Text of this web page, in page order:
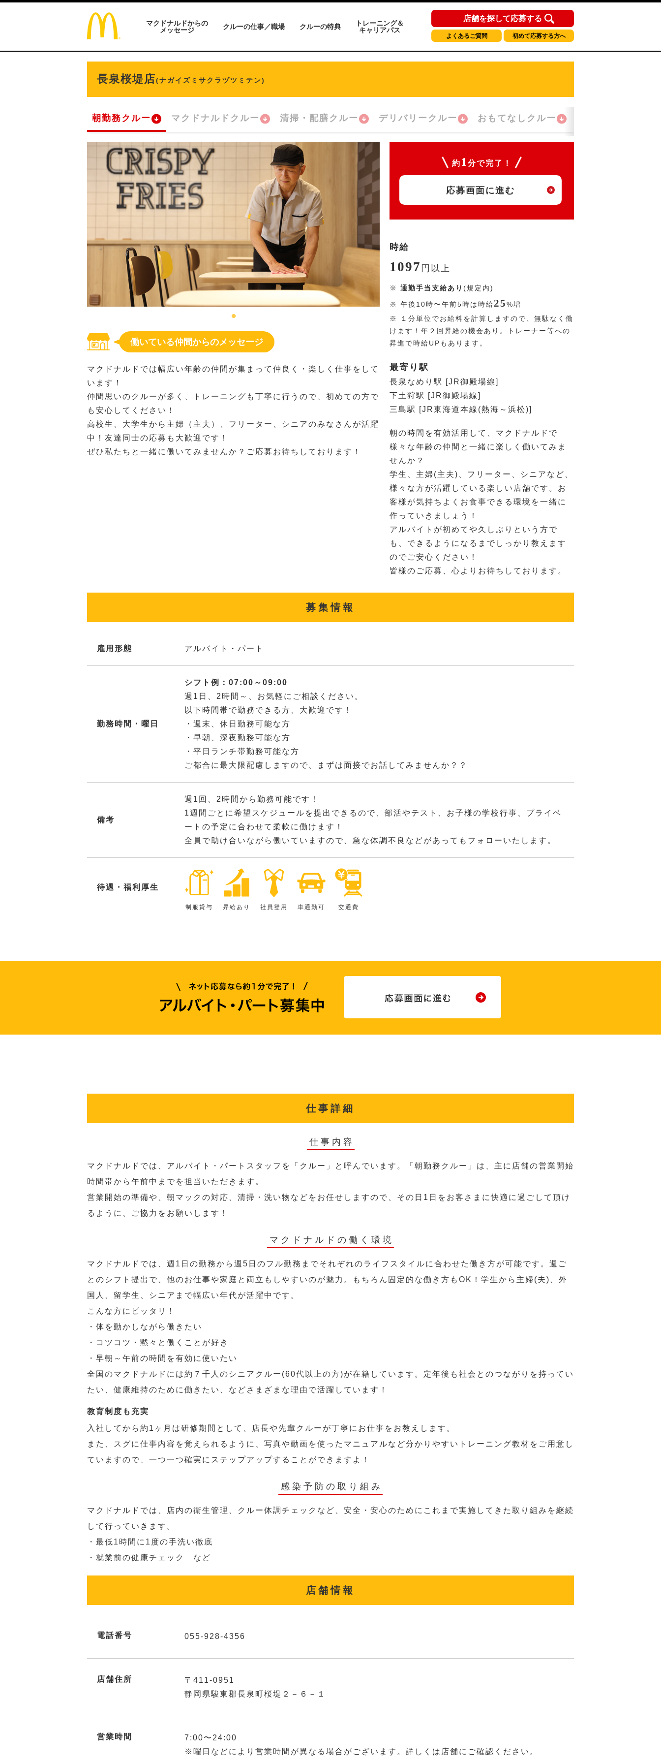
マクドナルドからの
メッセージ
クルーの仕事／職場 クルーの特典
トレーニング＆
キャリアパス
店舗を探して応募する
よくあるご質問 初めて応募する方へ
長泉桜堤店(ナガイズミサクラヅツミテン)
朝勤務クルー マクドナルドクルー 清掃・配膳クルー デリバリークルー おもてなしクルー
働いている仲間からのメッセージ
マクドナルドでは幅広い年齢の仲間が集まって仲良く・楽しく仕事をして
います！
仲間思いのクルーが多く、トレーニングも丁寧に行うので、初めての方で
も安心してください！
高校生、大学生から主婦（主夫）、フリーター、シニアのみなさんが活躍
中！友達同士の応募も大歓迎です！
ぜひ私たちと一緒に働いてみませんか？ご応募お待ちしております！
約 1 分で完了！
応募画面に進む
時給
1097 円 以上
※ 通勤手当支給あり (規定内)
※ 午後10時〜午前5時は時給25%増
※
１分単位でお給料を計算しますので、無駄なく働
けます！年２回昇給の機会あり。トレーナー等への
昇進で時給UPもあります。
最寄り駅
長泉なめり駅 [JR御殿場線]
下土狩駅 [JR御殿場線]
三島駅 [JR東海道本線(熱海～浜松)]
朝の時間を有効活用して、マクドナルドで
様々な年齢の仲間と一緒に楽しく働いてみま
せんか？
学生、主婦(主夫)、フリーター、シニアなど、
様々な方が活躍している楽しい店舗です。お
客様が気持ちよくお食事できる環境を一緒に
作っていきましょう！
アルバイトが初めてや久しぶりという方で
も、できるようになるまでしっかり教えます
のでご安心ください！
皆様のご応募、心よりお待ちしております。
募集情報
雇用形態 アルバイト・パート
勤務時間・曜日
シフト例：07:00～09:00
週1日、2時間～、お気軽にご相談ください。
以下時間帯で勤務できる方、大歓迎です！
・週末、休日勤務可能な方
・早朝、深夜勤務可能な方
・平日ランチ帯勤務可能な方
ご都合に最大限配慮しますので、まずは面接でお話してみませんか？？
備考
週1回、2時間から勤務可能です！
1週間ごとに希望スケジュールを提出できるので、部活やテスト、お子様の学校行事、プライベ
ートの予定に合わせて柔軟に働けます！
全員で助け合いながら働いていますので、急な体調不良などがあってもフォローいたします。
待遇・福利厚生
制服貸与 昇給あり 社員登用 車通勤可 交通費
仕事詳細
仕事内容
マクドナルドでは、アルバイト・パートスタッフを「クルー」と呼んでいます。「朝勤務クルー」は、主に店舗の営業開始
時間帯から午前中までを担当いただきます。
営業開始の準備や、朝マックの対応、清掃・洗い物などをお任せしますので、その日1日をお客さまに快適に過ごして頂け
るように、ご協力をお願いします！
マクドナルドの働く環境
マクドナルドでは、週1日の勤務から週5日のフル勤務までそれぞれのライフスタイルに合わせた働き方が可能です。週ご
とのシフト提出で、他のお仕事や家庭と両立もしやすいのが魅力。もちろん固定的な働き方もOK！学生から主婦(夫)、外
国人、留学生、シニアまで幅広い年代が活躍中です。
こんな方にピッタリ！
・体を動かしながら働きたい
・コツコツ・黙々と働くことが好き
・早朝～午前の時間を有効に使いたい
全国のマクドナルドには約７千人のシニアクルー(60代以上の方)が在籍しています。定年後も社会とのつながりを持ってい
たい、健康維持のために働きたい、などさまざまな理由で活躍しています！
教育制度も充実
入社してから約1ヶ月は研修期間として、店長や先輩クルーが丁寧にお仕事をお教えします。
また、スグに仕事内容を覚えられるように、写真や動画を使ったマニュアルなど分かりやすいトレーニング教材をご用意し
ていますので、一つ一つ確実にステップアップすることができますよ！
感染予防の取り組み
マクドナルドでは、店内の衛生管理、クルー体調チェックなど、安全・安心のためにこれまで実施してきた取り組みを継続
して行っていきます。
・最低1時間に1度の手洗い徹底
・就業前の健康チェック など
店舗情報
電話番号 055-928-4356
店舗住所
〒411-0951
静岡県駿東郡長泉町桜堤２－６－１
営業時間
7:00〜24:00
※曜日などにより営業時間が異なる場合がございます。詳しくは店舗にご確認ください。